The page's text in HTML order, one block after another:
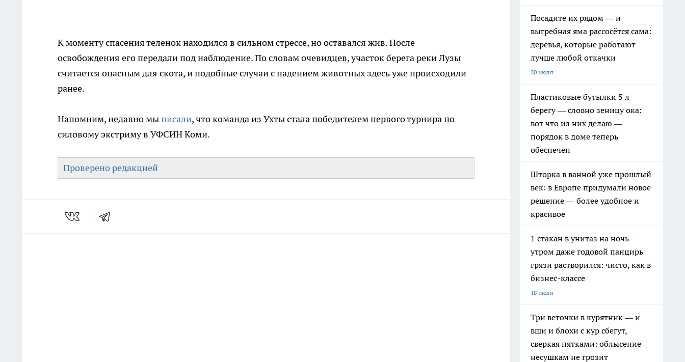
К моменту спасения теленок находился в сильном стрессе, но оставался жив. После
освобождения его передали под наблюдение. По словам очевидцев, участок берега реки Лузы
считается опасным для скота, и подобные случаи с падением животных здесь уже происходили
ранее.
Напомним, недавно мыписали, что команда из Ухты стала победителем первого турнира по
силовому экстриму в УФСИН Коми.
Проверено редакцией
Посадите их рядом — и
выгребная яма рассосётся сама:
деревья, которые работают
лучше любой откачки
20 июля
Пластиковые бутылки 5 л
берегу — словно зеницу ока:
вот что из них делаю —
порядок в доме теперь
обеспечен
Шторка в ванной уже прошлый
век: в Европе придумали новое
решение — более удобное и
красивое
1 стакан в унитаз на ночь -
утром даже годовой панцирь
грязи растворился: чисто, как в
бизнес-классе
18 июля
Три веточки в курятник — и
вши и блохи с кур сбегут,
сверкая пятками: облысение
несушкам не грозит